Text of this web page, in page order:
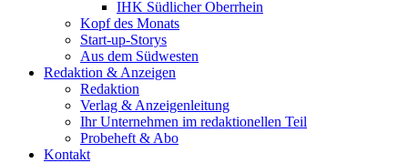
IHK Südlicher Oberrhein
Kopf des Monats
Start-up-Storys
Aus dem Südwesten
Redaktion & Anzeigen
Redaktion
Verlag & Anzeigenleitung
Ihr Unternehmen im redaktionellen Teil
Probeheft & Abo
Kontakt